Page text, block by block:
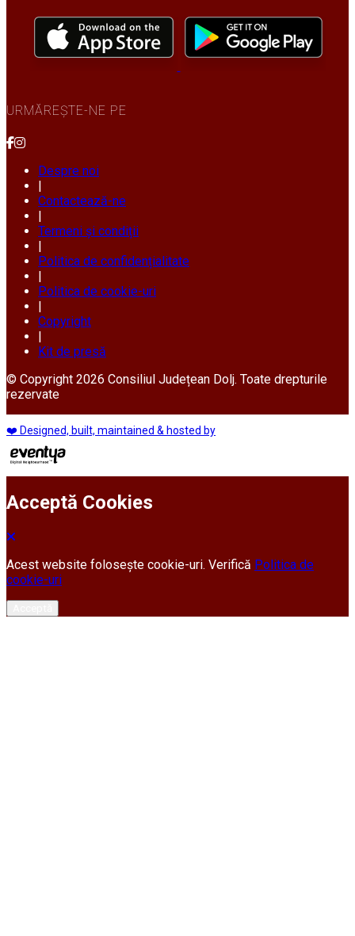
URMĂREȘTE-NE PE
Despre noi
|
Contactează-ne
|
Termeni și condiții
|
Politica de confidențialitate
|
Politica de cookie-uri
|
Copyright
|
Kit de presă
© Copyright 2026 Consiliul Județean Dolj. Toate drepturile
rezervate
❤️ Designed, built, maintained & hosted by
Acceptă Cookies
Acest website folosește cookie-uri. Verifică Politica de
cookie-uri